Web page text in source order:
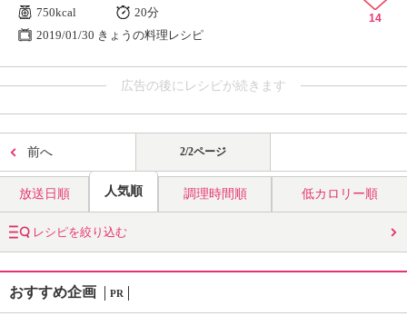
750kcal
20分
2019/01/30 きょうの料理レシピ
14
広告の後にレシピが続きます
前へ 2/2ページ
放送日順 人気順 調理時間順 低カロリー順
レシピを絞り込む
おすすめ企画 PR